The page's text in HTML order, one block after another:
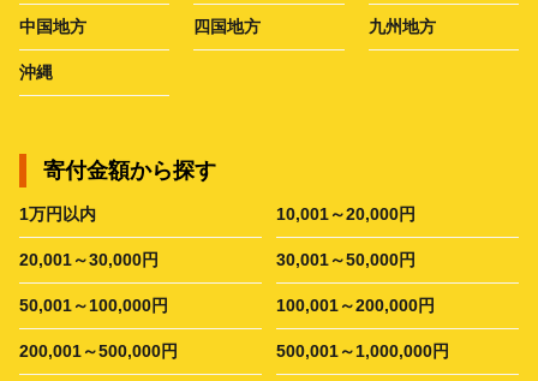
中国地方 四国地方 九州地方
沖縄
寄付金額から探す
1万円以内 10,001～20,000円
20,001～30,000円 30,001～50,000円
50,001～100,000円 100,001～200,000円
200,001～500,000円 500,001～1,000,000円